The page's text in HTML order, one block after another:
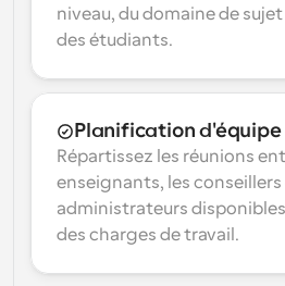
niveau, du domaine de
des étudiants.
Planification
Répartissez les réunions
enseignants, les conseillers
administrateurs
des charges de travail.